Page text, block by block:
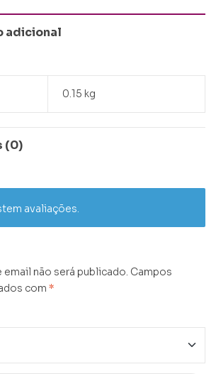
adicional
0.15 kg
(0)
avaliações.
email não será publicado. Campos
com *